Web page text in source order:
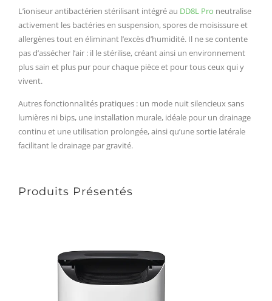
L’ioniseur antibactérien stérilisant intégré au DD8L Pro neutralise
activement les bactéries en suspension, spores de moisissure et
allergènes tout en éliminant l’excès d’humidité. Il ne se contente
pas d’assécher l’air : il le stérilise, créant ainsi un environnement
plus sain et plus pur pour chaque pièce et pour tous ceux qui y
vivent.
Autres fonctionnalités pratiques : un mode nuit silencieux sans
lumières ni bips, une installation murale, idéale pour un drainage
continu et une utilisation prolongée, ainsi qu’une sortie latérale
facilitant le drainage par gravité.
Produits Présentés